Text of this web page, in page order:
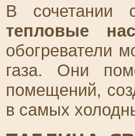
В сочетании
тепловые
обогреватели
газа. Они
помещений,
в самых